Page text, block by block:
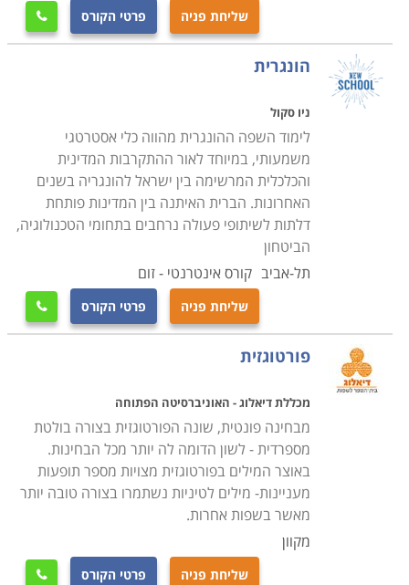
שליחת פניה פרטי הקורס 
הונגרית
ניו סקול
לימוד השפה ההונגרית מהווה כלי אסטרטגי
משמעותי, במיוחד לאור ההתקרבות המדינית
והכלכלית המרשימה בין ישראל להונגריה בשנים
האחרונות. הברית האיתנה בין המדינות פותחת
דלתות לשיתופי פעולה נרחבים בתחומי הטכנולוגיה,
הביטחון
תל-אביב קורס אינטרנטי - זום
שליחת פניה פרטי הקורס 
פורטוגזית
מכללת דיאלוג - האוניברסיטה הפתוחה
מבחינה פונטית, שונה הפורטוגזית בצורה בולטת
מספרדית - לשון הדומה לה יותר מכל הבחינות.
באוצר המילים בפורטוגזית מצויות מספר תופעות
מעניינות- מילים לטיניות נשתמרו בצורה טובה יותר
מאשר בשפות אחרות.
מקוון
שליחת פניה פרטי הקורס 